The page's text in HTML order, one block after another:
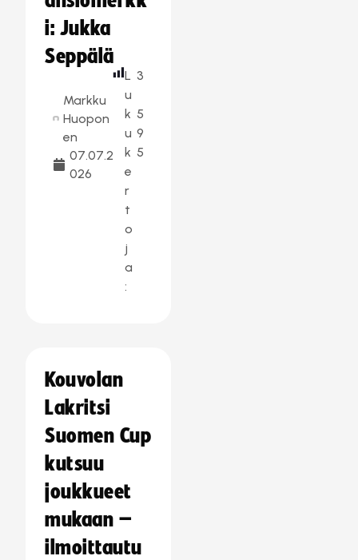
i: Jukka
Seppälä
Markku
Huopon
en
07.07.2
026
L
u
k
u
k
e
r
t
o
j
a
:
3
5
9
5
Kouvolan
Lakritsi
Suomen Cup
kutsuu
joukkueet
mukaan –
ilmoittautu